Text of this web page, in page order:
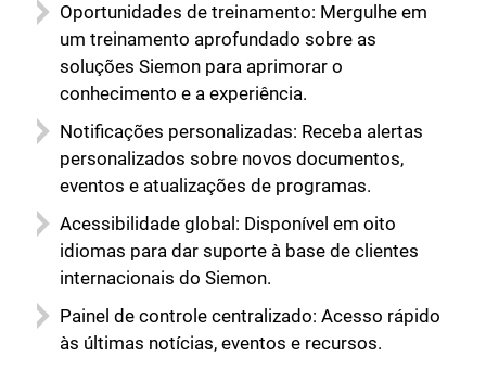
Oportunidades de treinamento: Mergulhe em
um treinamento aprofundado sobre as
soluções Siemon para aprimorar o
conhecimento e a experiência.
Notificações personalizadas: Receba alertas
personalizados sobre novos documentos,
eventos e atualizações de programas.
Acessibilidade global: Disponível em oito
idiomas para dar suporte à base de clientes
internacionais do Siemon.
Painel de controle centralizado: Acesso rápido
às últimas notícias, eventos e recursos.